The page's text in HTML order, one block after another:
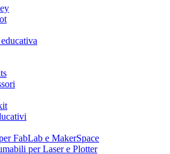
FabLab e MakerSpace
per Laser e Plotter